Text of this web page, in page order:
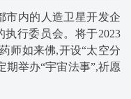
市内的人造卫星开发企
行委员会。将于2023
师如来佛,开设“太空分
期举办“宇宙法事”,祈愿